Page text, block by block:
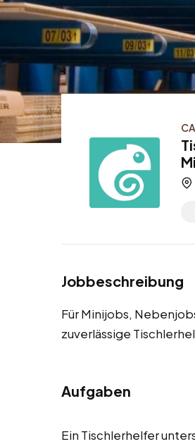
Jobbeschreibung
Für Minijobs,
zuverlässige
Aufgaben
Ein Tischlerhelfer